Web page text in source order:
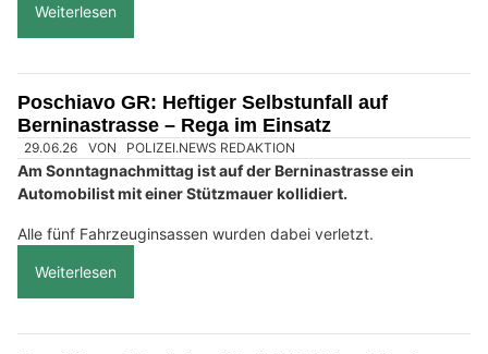
Weiterlesen
Poschiavo GR: Heftiger Selbstunfall auf
Berninastrasse – Rega im Einsatz
29.06.26 VON POLIZEI.NEWS REDAKTION
Am Sonntagnachmittag ist auf der Berninastrasse ein
Automobilist mit einer Stützmauer kollidiert.
Alle fünf Fahrzeuginsassen wurden dabei verletzt.
Weiterlesen